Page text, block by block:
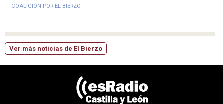
COALICIÓN POR EL BIERZO
Ver más noticias de El Bierzo